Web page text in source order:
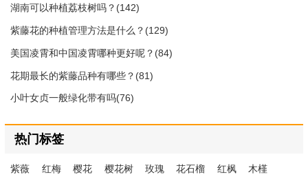
湖南可以种植荔枝树吗？(142)
紫藤花的种植管理方法是什么？(129)
美国凌霄和中国凌霄哪种更好呢？(84)
花期最长的紫藤品种有哪些？(81)
小叶女贞一般绿化带有吗(76)
热门标签
紫薇 红梅 樱花 樱花树 玫瑰 花石榴 红枫
木槿